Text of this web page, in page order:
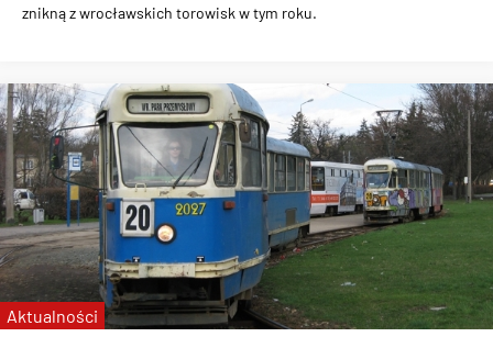
znikną z wrocławskich torowisk w tym roku.
Aktualności